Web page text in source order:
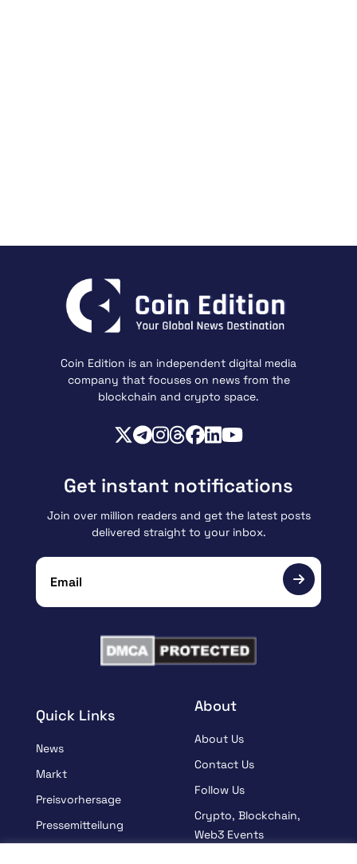
Coin Edition is an independent digital media
company that focuses on news from the
blockchain and crypto space.
Quick Links
News
Markt
Preisvorhersage
Pressemitteilung
About
About Us
Contact Us
Follow Us
Crypto, Blockchain,
Web3 Events
Get instant notifications
Join over million readers and get the latest posts
delivered straight to your inbox.